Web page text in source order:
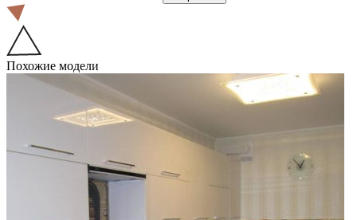
Похожие модели